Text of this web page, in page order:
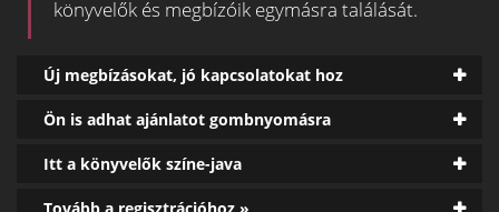
könyvelők és megbízóik egymásra találását.
Új megbízásokat, jó kapcsolatokat hoz
Ön is adhat ajánlatot gombnyomásra
Itt a könyvelők színe-java